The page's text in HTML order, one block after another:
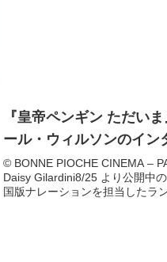
『皇帝ペンギン ただい
ール・ウィルソンのイン
© BONNE PIOCHE CINEMA –
Daisy Gilardini8/25 より公開中
国版ナレーションを担当したラン